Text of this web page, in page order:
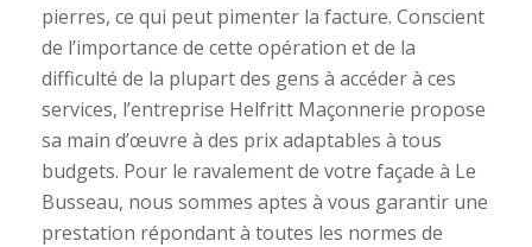
pierres, ce qui peut pimenter la facture. Conscient
de l’importance de cette opération et de la
difficulté de la plupart des gens à accéder à ces
services, l’entreprise Helfritt Maçonnerie propose
sa main d’œuvre à des prix adaptables à tous
budgets. Pour le ravalement de votre façade à Le
Busseau, nous sommes aptes à vous garantir une
prestation répondant à toutes les normes de